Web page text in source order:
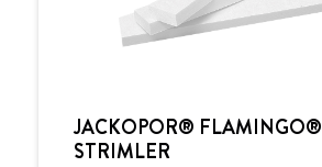
JACKOPOR® FLAMINGO®
STRIMLER